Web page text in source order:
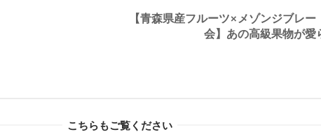
【青森県産フルーツ×メゾンジブレ
会】あの高級果物が愛
こちらもご覧ください